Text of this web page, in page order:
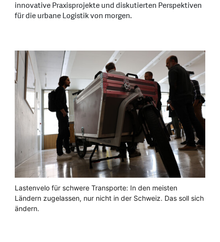
innovative Praxisprojekte und diskutierten Perspektiven
für die urbane Logistik von morgen.
Lastenvelo für schwere Transporte: In den meisten
Ländern zugelassen, nur nicht in der Schweiz. Das soll sich
ändern.